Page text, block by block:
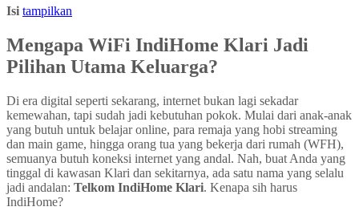
Isi tampilkan
Mengapa WiFi IndiHome Klari Jadi
Pilihan Utama Keluarga?
Di era digital seperti sekarang, internet bukan lagi sekadar
kemewahan, tapi sudah jadi kebutuhan pokok. Mulai dari anak-anak
yang butuh untuk belajar online, para remaja yang hobi streaming
dan main game, hingga orang tua yang bekerja dari rumah (WFH),
semuanya butuh koneksi internet yang andal. Nah, buat Anda yang
tinggal di kawasan Klari dan sekitarnya, ada satu nama yang selalu
jadi andalan: Telkom IndiHome Klari. Kenapa sih harus
IndiHome?